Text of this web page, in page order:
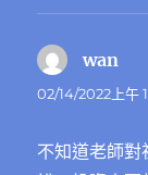
wan
示:
02/14/2022上午
不知道老師對